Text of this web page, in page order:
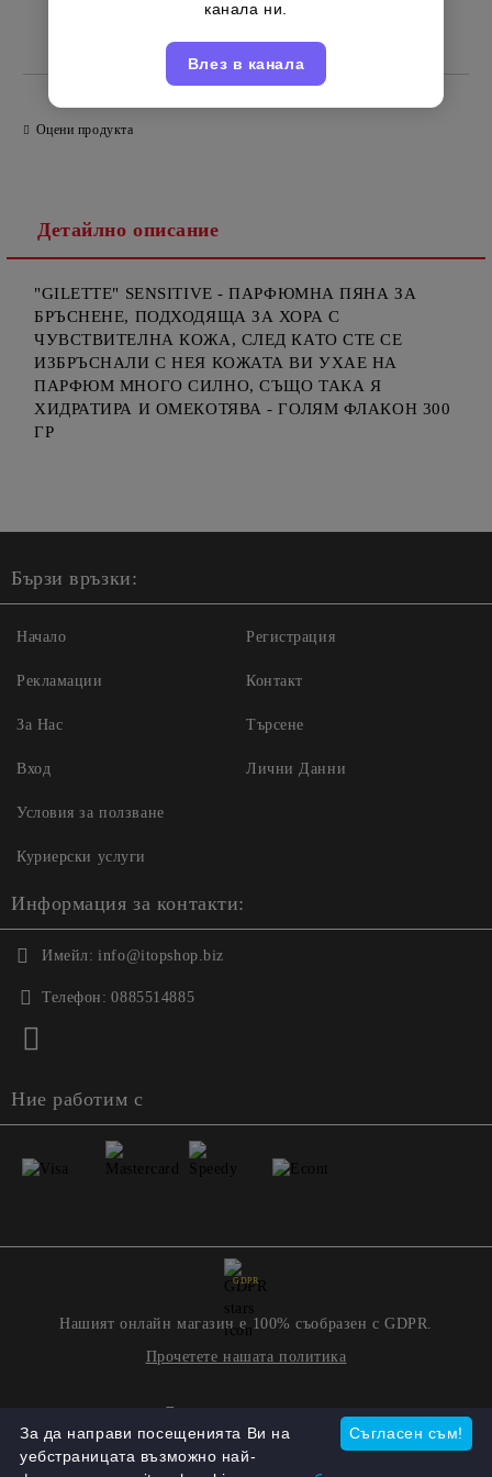
Марка: Английски
Оцени продукта
Детайлно описание
"GILETTE" SENSITIVE - ПАРФЮМНА ПЯНА ЗА
БРЪСНЕНЕ, ПОДХОДЯЩА ЗА ХОРА С
ЧУВСТВИТЕЛНА КОЖА, СЛЕД КАТО СТЕ СЕ
ИЗБРЪСНАЛИ С НЕЯ КОЖАТА ВИ УХАЕ НА
ПАРФЮМ МНОГО СИЛНО, СЪЩО ТАКА Я
ХИДРАТИРА И ОМЕКОТЯВА - ГОЛЯМ ФЛАКОН 300
ГР
Бързи връзки:
Начало
Рекламации
За Нас
Вход
Регистрация
Контакт
Търсене
Лични Данни
Условия за ползване
Куриерски услуги
Информация за контакти:
Имейл: info@itopshop.biz
Телефон: 0885514885
Ние работим с
GDPR
Нашият онлайн магазин е 100% съобразен с GDPR.
Прочетете нашата политика
Съгласен съм!
За да направи посещенията Ви на
уебстраницата възможно най-
канала ни.
Влез в канала